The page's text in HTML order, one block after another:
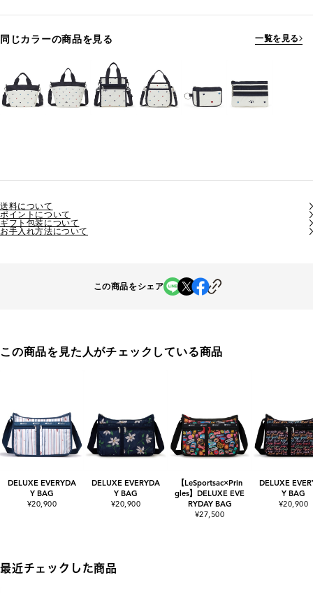
同じカラーの商品を見る 一覧を見る
送料について
ポイントについて
ギフト包装について
お手入れ方法について
この商品をシェア
この商品を見た人がチェックしている商品
DELUXE EVERYDA
Y BAG
¥20,900
DELUXE EVERYDA
Y BAG
¥20,900
【LeSportsac×Prin
gles】DELUXE EVE
RYDAY BAG
¥27,500
DELUXE
Y BAG
¥20,900
最近チェックした商品